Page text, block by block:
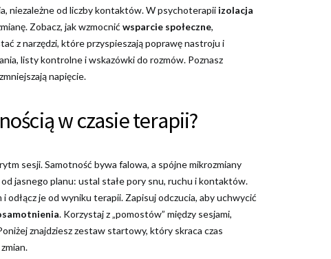
niezależne od liczby kontaktów. W psychoterapii izolacja
Zobacz, jak wzmocnić wsparcie społeczne,
z narzędzi, które przyspieszają poprawę nastroju i
listy kontrolne i wskazówki do rozmów. Poznasz
napięcie.
w czasie terapii?
sesji. Samotność bywa falowa, a spójne mikrozmiany
jasnego planu: ustal stałe pory snu, ruchu i kontaktów.
je od wyniku terapii. Zapisuj odczucia, aby uchwycić
. Korzystaj z „pomostów” między sesjami,
znajdziesz zestaw startowy, który skraca czas